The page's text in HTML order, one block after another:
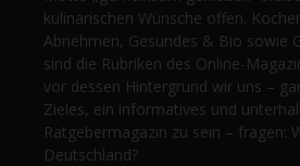
kulinarischen Wünsche offen.
Abnehmen, Gesundes & Bio sowie
sind die Rubriken des Online-
vor dessen Hintergrund wir uns –
Zieles, ein informatives und
Ratgebermagazin zu sein – fragen:
Deutschland?